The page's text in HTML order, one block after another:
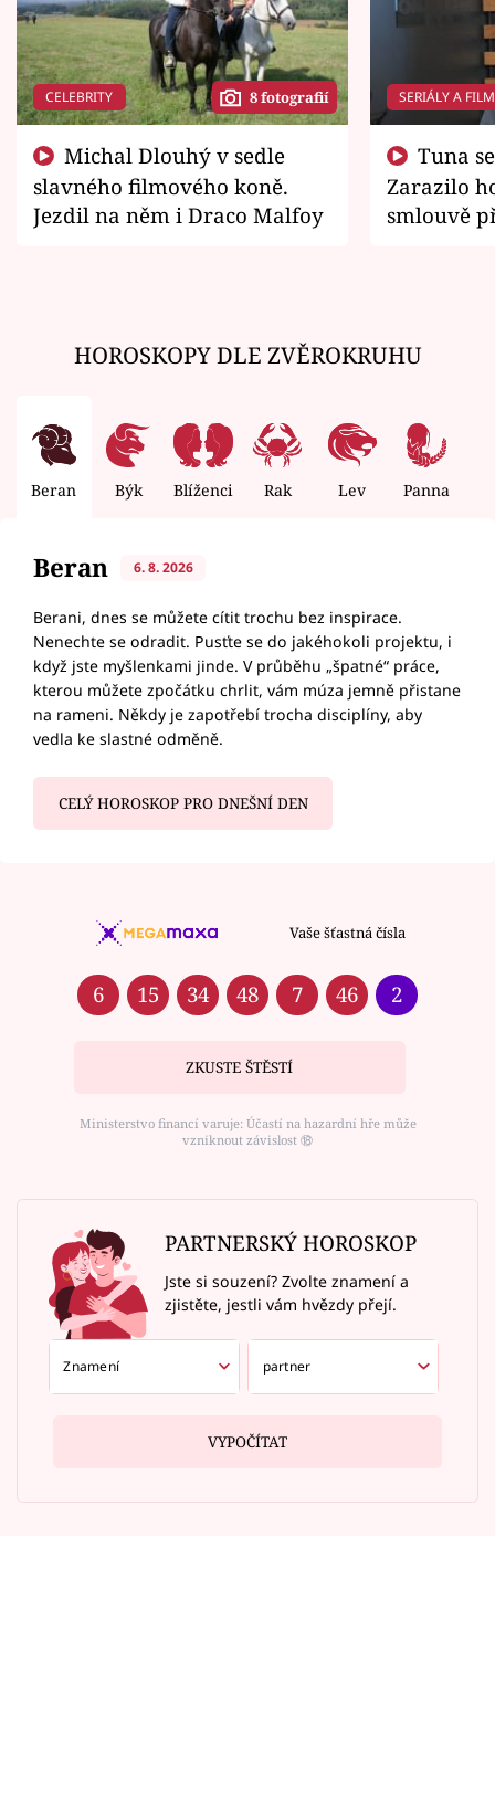
CELEBRITY 8 fotografií
slavného filmového koně.
Jezdil na něm i Draco Malfoy
SERIÁLY A
Zarazilo
smlouvě
HOROSKOPY DLE ZVĚROKRUHU
Beran Býk Blíženci Rak Lev Panna
Beran 6. 8. 2026
Berani, dnes se můžete cítit trochu bez inspirace.
Nenechte se odradit. Pusťte se do jakéhokoli projektu, i
když jste myšlenkami jinde. V průběhu „špatné“ práce,
kterou můžete zpočátku chrlit, vám múza jemně přistane
na rameni. Někdy je zapotřebí trocha disciplíny, aby
vedla ke slastné odměně.
CELÝ HOROSKOP PRO DNEŠNÍ DEN
Vaše šťastná čísla
6 15 34 48 7 46 2
ZKUSTE ŠTĚSTÍ
Ministerstvo financí varuje: Účastí na hazardní hře může
vzniknout závislost ⑱
PARTNERSKÝ HOROSKOP
Jste si souzení? Zvolte znamení a
zjistěte, jestli vám hvězdy přejí.
VYPOČÍTAT